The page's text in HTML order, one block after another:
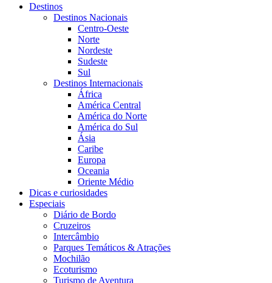
Destinos
Destinos Nacionais
Centro-Oeste
Norte
Nordeste
Sudeste
Sul
Destinos Internacionais
África
América Central
América do Norte
América do Sul
Ásia
Caribe
Europa
Oceania
Oriente Médio
Dicas e curiosidades
Especiais
Diário de Bordo
Cruzeiros
Intercâmbio
Parques Temáticos & Atrações
Mochilão
Ecoturismo
Turismo de Aventura